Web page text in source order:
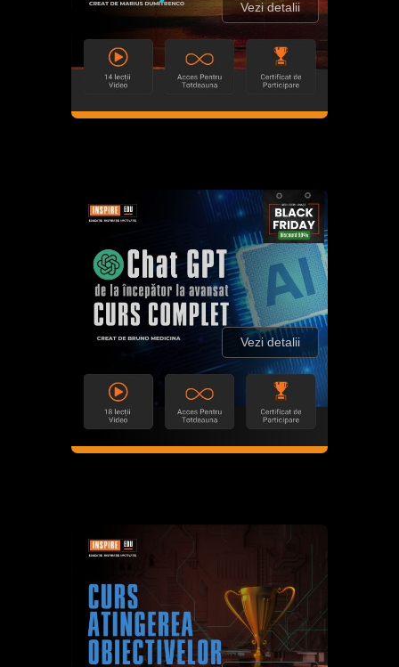
Vezi detalii
Vezi detalii